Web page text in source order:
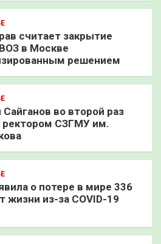
считает закрытие
в Москве
решением
Сайганов во второй раз
ректором СЗГМУ им.
о потере в мире 336
жизни из-за COVID-19